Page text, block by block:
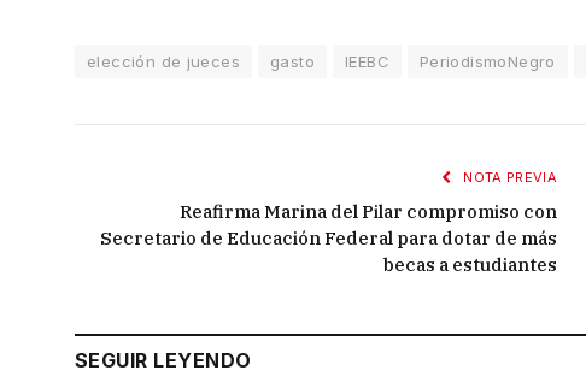
elección de jueces gasto IEEBC PeriodismoNegro
NOTA PREVIA
Reafirma Marina del Pilar compromiso con
Secretario de Educación Federal para dotar de más
becas a estudiantes
SEGUIR LEYENDO